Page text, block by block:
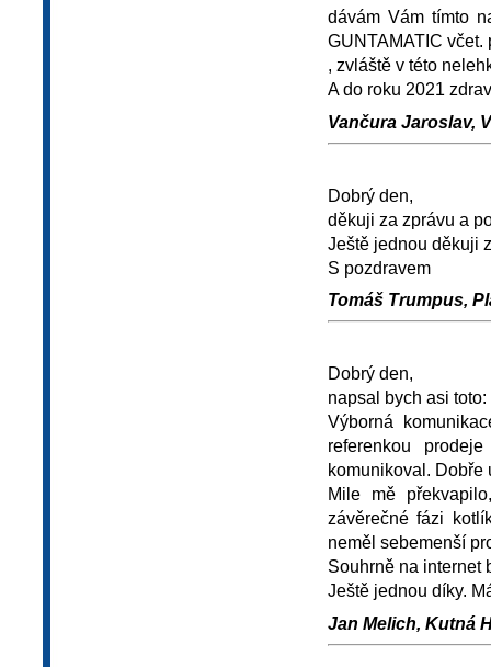
dávám Vám tímto
GUNTAMATIC
, zvláště v této
A do roku 2021
Vančura Jaroslav,
Dobrý den,
děkuji za zprávu a
Ještě jednou děkuji
S pozdravem
Tomáš Trumpus,
Dobrý den,
napsal bych asi toto:
Výborná
referenkou
komunikoval.
Mile mě
závěrečné fázi
neměl sebemenší
Souhrně na internet
Ještě jednou díky.
Jan Melich, Kutná